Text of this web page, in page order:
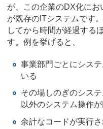
が、この企業のDX化に
が既存のITシステムです
してから時間が経過する
す。例を挙げると、
事業部門ごとにシス
いる
その場しのぎのシス
以外のシステム操作
余計なコードが実行